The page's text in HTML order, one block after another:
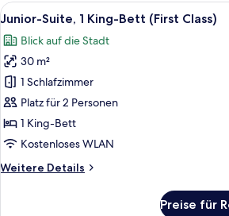
Alle
Fotos
für
Junior-
Suite,
1 King-
Bett
(First
anzeigen
3
Junior-Suite, 1 King-Bett (First Class)
Blick auf die Stadt
30 m²
1 Schlafzimmer
Platz für 2 Personen
1 King-Bett
Kostenloses WLAN
Weitere Details
Weitere
Preise für